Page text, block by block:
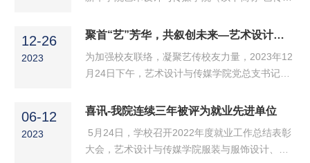
赖荣波，李秋琦，以及相关会员单位北京市盈科
君、广东中企云数字科技有限公司总经理谢展
汉、东莞市隽妤贸易...
教授给艺传院学子们开展了关于“从造物观到系统
践”的精彩讲座。吸引在校师生前来交流，气氛热
烈。艺传院党总支书记郑培心、副书记李海峰、
其他嘉宾出席讲座。在讲座上雷鸣教授提出了“实
验坊”项目，...
12-26
2023
聚首“艺”芳华，共叙创未来—艺术设计与传媒学院走访校友张泽锋
​为加强校友联络，凝聚艺传校友力量，2023年12
月24日下午，艺术设计与传媒学院党总支书记郑
了潮州市裕德堂壶艺研究所，并于优秀校友张泽
亲切交流张泽锋校友是我院2014级校友，全国五
一劳动奖章获得者、广东省五一劳动奖章获得
06-12
2023
喜讯-我院连续三年被评为就业先进单位
​ 5月24日，学校召开2022年度就业工作总结表彰
大会，艺术设计与传媒学院服装与服饰设计、网